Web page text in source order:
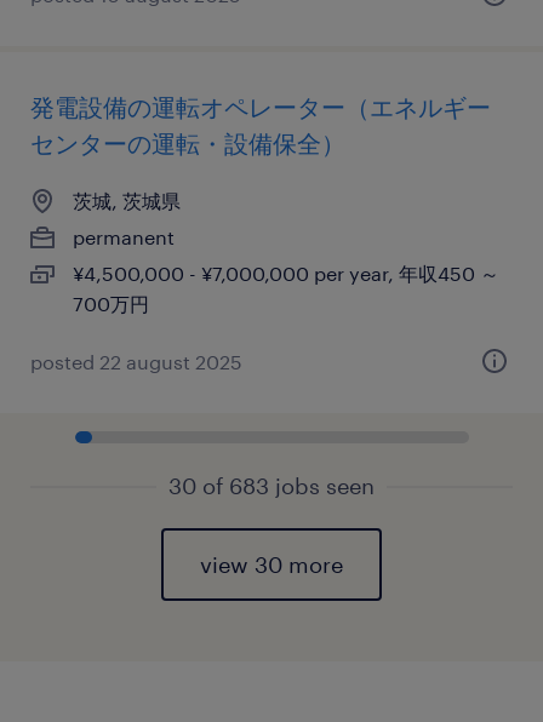
発電設備の運転オペレーター（エネルギー
センターの運転・設備保全）
茨城, 茨城県
permanent
¥4,500,000 - ¥7,000,000 per year, 年収450 ～
700万円
posted 22 august 2025
30 of 683 jobs seen
view 30 more